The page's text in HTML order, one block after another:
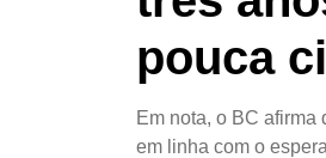
pouca
Em nota, o BC
em linha com o